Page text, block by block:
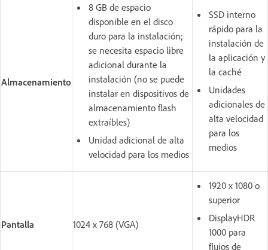
Almacenamiento
8 GB de espacio
disponible en el disco
duro para la instalación;
se necesita espacio libre
adicional durante la
instalación (no se puede
instalar en dispositivos de
almacenamiento flash
extraíbles)
Unidad adicional de alta
velocidad para los medios
SSD interno
rápido para la
instalación de
la aplicación y
la caché
Unidades
adicionales de
alta velocidad
para los
medios
Pantalla 1024 x 768 (VGA)
1920 x 1080 o
superior
DisplayHDR
1000 para
flujos de